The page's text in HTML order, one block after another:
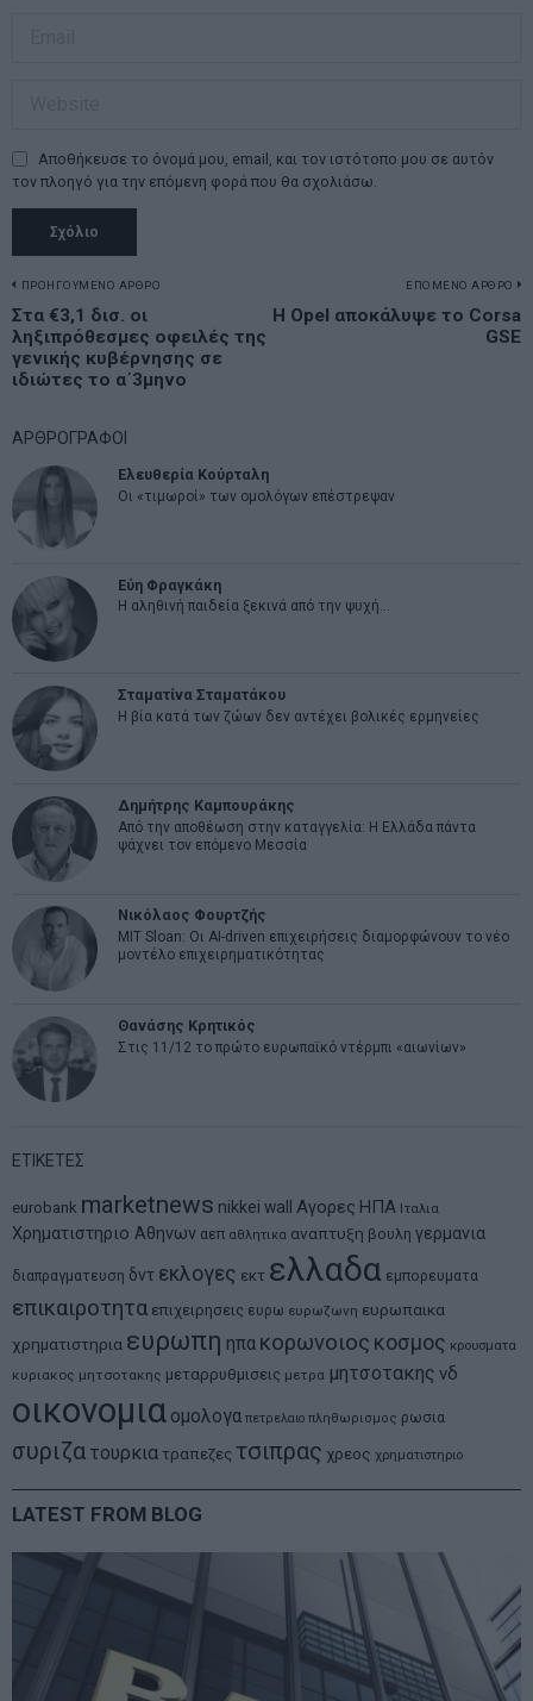
Αποθήκευσε το όνομά μου, email, και τον ιστότοπο μου σε αυτόν
τον πλοηγό για την επόμενη φορά που θα σχολιάσω.
Πλοήγηση
άρθρων
ΠΡΟΗΓΟΥΜΕΝΟ ΑΡΘΡΟ
Previous
post:
Στα €3,1 δισ. οι
ληξιπρόθεσμες οφειλές της
γενικής κυβέρνησης σε
ιδιώτες το α΄3μηνο
ΕΠΟΜΕΝΟ ΑΡΘΡΟ
Η Opel αποκάλυψε το Corsa
GSE
ΑΡΘΡΟΓΡΑΦΟΙ
Ελευθερία Κούρταλη
Οι «τιμωροί» των ομολόγων επέστρεψαν
Εύη Φραγκάκη
Η αληθινή παιδεία ξεκινά από την ψυχή…
Σταματίνα Σταματάκου
Η βία κατά των ζώων δεν αντέχει βολικές ερμηνείες
Δημήτρης Καμπουράκης
Από την αποθέωση στην καταγγελία: Η Ελλάδα πάντα
ψάχνει τον επόμενο Μεσσία
Νικόλαος Φουρτζής
MIT Sloan: Οι AI-driven επιχειρήσεις διαμορφώνουν το νέο
μοντέλο επιχειρηματικότητας
Θανάσης Κρητικός
Στις 11/12 το πρώτο ευρωπαϊκό ντέρμπι «αιωνίων»
ΕΤΙΚΕΤΕΣ
eurobank marketnews nikkei wall Αγορες ΗΠΑ Ιταλια
Χρηματιστηριο Αθηνων αεπ αθλητικα αναπτυξη βουλη γερμανια
διαπραγματευση δντ εκλογες εκτ ελλαδα εμπορευματα
επικαιροτητα επιχειρησεις ευρω ευρωζωνη ευρωπαικα
χρηματιστηρια ευρωπη ηπα κορωνοιος κοσμος κρουσματα
κυριακος μητσοτακης μεταρρυθμισεις μετρα μητσοτακης νδ
οικονομια ομολογα πετρελαιο πληθωρισμος ρωσια
συριζα τουρκια τραπεζες τσιπρας χρεος χρηματιστηριο
LATEST FROM BLOG